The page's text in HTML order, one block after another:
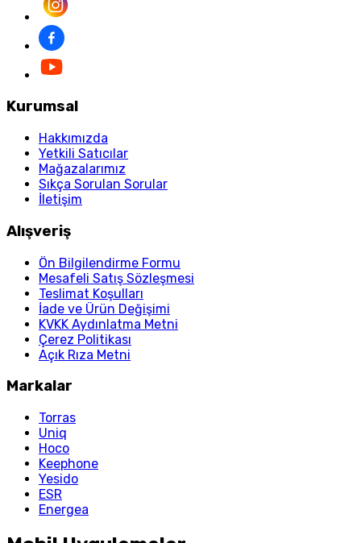
Kurumsal
Hakkımızda
Yetkili Satıcılar
Mağazalarımız
Sıkça Sorulan Sorular
İletişim
Alışveriş
Ön Bilgilendirme Formu
Mesafeli Satış Sözleşmesi
Teslimat Koşulları
İade ve Ürün Değişimi
KVKK Aydınlatma Metni
Çerez Politikası
Açık Rıza Metni
Markalar
Torras
Uniq
Hoco
Keephone
Yesido
ESR
Energea